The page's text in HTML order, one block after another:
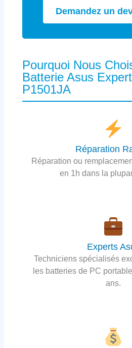
Demandez un
Pourquoi Nous
Batterie Asus
P1501JA
Réparation
Réparation ou
en 1h dans la
Experts
Techniciens spécialisés
les batteries de PC
ans.